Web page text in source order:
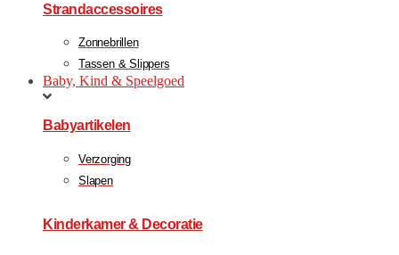
Strandaccessoires
Zonnebrillen
Tassen & Slippers
Baby, Kind & Speelgoed
Babyartikelen
Verzorging
Slapen
Kinderkamer & Decoratie